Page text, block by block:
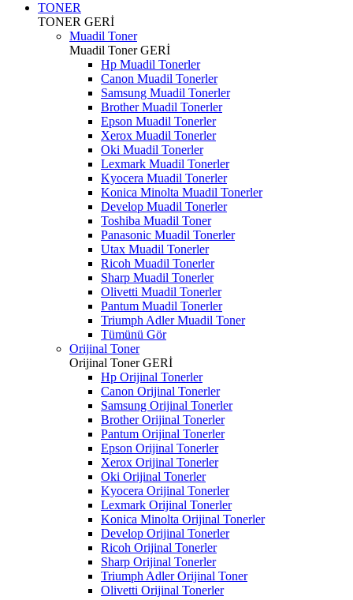
TONER
TONER GERİ
Muadil Toner
Muadil TonerGERİ
Hp Muadil Tonerler
Canon Muadil Tonerler
Samsung Muadil Tonerler
Brother Muadil Tonerler
Epson Muadil Tonerler
Xerox Muadil Tonerler
Oki Muadil Tonerler
Lexmark Muadil Tonerler
Kyocera Muadil Tonerler
Konica Minolta Muadil Tonerler
Develop Muadil Tonerler
Toshiba Muadil Toner
Panasonic Muadil Tonerler
Utax Muadil Tonerler
Ricoh Muadil Tonerler
Sharp Muadil Tonerler
Olivetti Muadil Tonerler
Pantum Muadil Tonerler
Triumph Adler Muadil Toner
Tümünü Gör
Orijinal Toner
Orijinal TonerGERİ
Hp Orijinal Tonerler
Canon Orijinal Tonerler
Samsung Orijinal Tonerler
Brother Orijinal Tonerler
Pantum Orijinal Tonerler
Epson Orijinal Tonerler
Xerox Orijinal Tonerler
Oki Orijinal Tonerler
Kyocera Orijinal Tonerler
Lexmark Orijinal Tonerler
Konica Minolta Orijinal Tonerler
Develop Orijinal Tonerler
Ricoh Orijinal Tonerler
Sharp Orijinal Tonerler
Triumph Adler Orijinal Toner
Olivetti Orijinal Tonerler